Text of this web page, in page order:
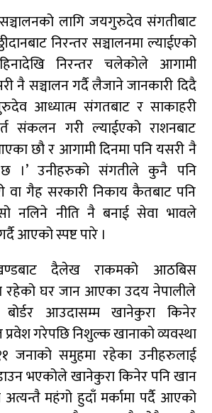
लागि जयगुरुदेव संगतीबाट
निरन्तर सञ्चालनमा ल्याईएको
निरन्तर चलेकोले आगामी
नै सञ्चालन गर्दै लैजाने जानकारी दिदै
आध्यात्म संगतबाट र साकाहरी
संकलन गरी ल्याईएको राशनबाट
छौ र आगामी दिनमा पनि यसरी नै
।’ उनीहरुको संगतीले कुनै पनि
वा गैह सरकारी निकाय कैतबाट पनि
नलिने नीति नै बनाई सेवा भावले
आएको स्पष्ट पारे ।
दैलेख राकमको आठबिस
रहेको घर जान आएका उदय नेपालीले
बोर्डर आउदासम्म खानेकुरा किनेर
गरेपछि निशुल्क खानाको व्यवस्था
जनाको समुहमा रहेका उनीहरुलाई
भएकोले खानेकुरा किनेर पनि खान
अत्यन्तै महंगो हुदाँ मर्कामा पर्दै आएको